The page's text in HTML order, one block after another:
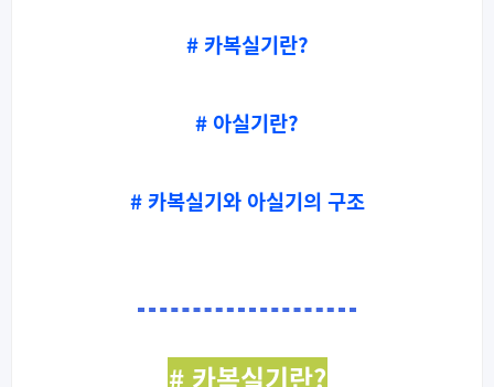
# 카복실기란?
# 아실기란?
# 카복실기와 아실기의 구조
# 카복실기란?